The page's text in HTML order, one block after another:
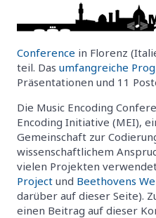
Conference in Florenz
teil. Das umfangreiche
Präsentationen und 11
Die Music Encoding
Encoding Initiative (MEI),
Gemeinschaft zur
wissenschaftlichem
vielen Projekten
Project und Beethovens
darüber auf dieser Seite).
einen Beitrag auf dieser